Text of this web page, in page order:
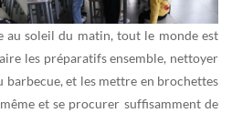
au soleil du matin, tout le monde est
les préparatifs ensemble, nettoyer
barbecue, et les mettre en brochettes
et se procurer suffisamment de